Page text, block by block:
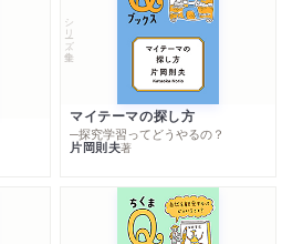
シリーズ・全集
マイテーマの探し方
─探究学習ってどうやるの？
片岡則夫著